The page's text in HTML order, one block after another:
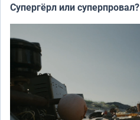
Супергёрл или суперпровал?